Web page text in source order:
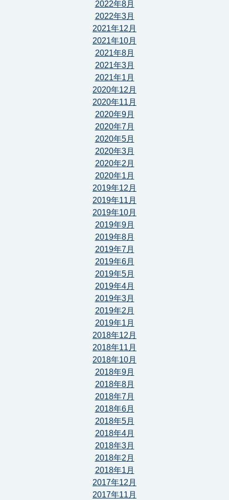
2022年8月
2022年3月
2021年12月
2021年10月
2021年8月
2021年3月
2021年1月
2020年12月
2020年11月
2020年9月
2020年7月
2020年5月
2020年3月
2020年2月
2020年1月
2019年12月
2019年11月
2019年10月
2019年9月
2019年8月
2019年7月
2019年6月
2019年5月
2019年4月
2019年3月
2019年2月
2019年1月
2018年12月
2018年11月
2018年10月
2018年9月
2018年8月
2018年7月
2018年6月
2018年5月
2018年4月
2018年3月
2018年2月
2018年1月
2017年12月
2017年11月